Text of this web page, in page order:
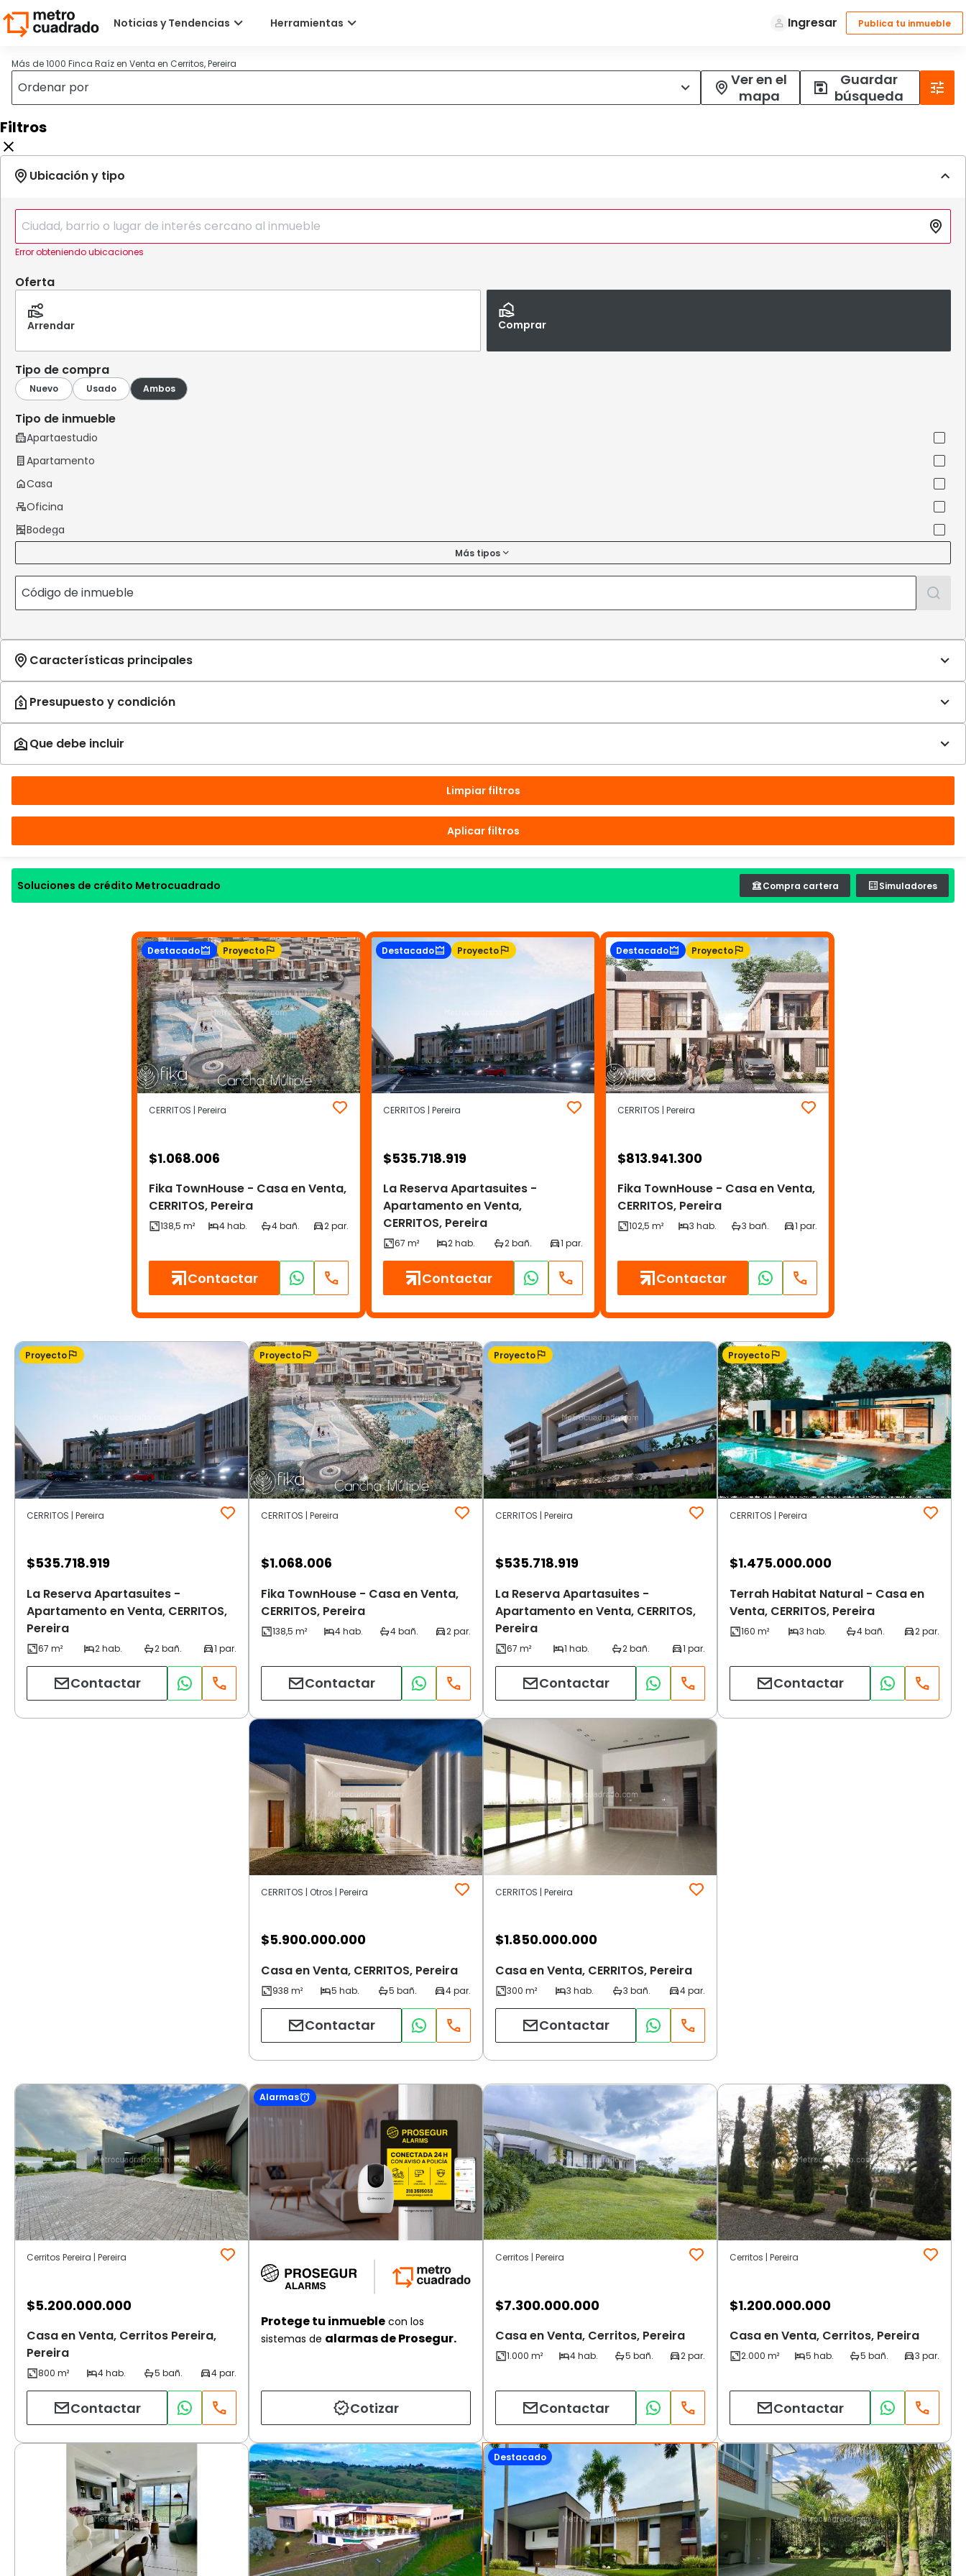
Más de 1000 Finca Raíz en Venta en Cerritos, Pereira
Ver en el
mapa
Guardar
búsqueda
Filtros
Error obteniendo ubicaciones
Oferta
Arrendar Comprar
Tipo de compra
Tipo de inmueble
Más tipos
Limpiar filtros
Aplicar filtros
Soluciones de crédito Metrocuadrado Compra cartera Simuladores
Destacado Proyecto
CERRITOS | Pereira
$1.068.006
Fika TownHouse - Casa en Venta,
CERRITOS, Pereira
Contactar
Destacado Proyecto
CERRITOS | Pereira
$535.718.919
La Reserva Apartasuites -
Apartamento en Venta,
CERRITOS, Pereira
Contactar
Destacado Proyecto
CERRITOS | Pereira
$813.941.300
Fika TownHouse - Casa en Venta,
CERRITOS, Pereira
Contactar
Proyecto
CERRITOS | Pereira
$535.718.919
La Reserva Apartasuites -
Apartamento en Venta, CERRITOS,
Pereira
Contactar
Proyecto
CERRITOS | Pereira
$1.068.006
Fika TownHouse - Casa en Venta,
CERRITOS, Pereira
Contactar
Proyecto
CERRITOS | Pereira
$535.718.919
La Reserva Apartasuites -
Apartamento en Venta, CERRITOS,
Pereira
Contactar
Proyecto
CERRITOS | Pereira
$1.475.000.000
Terrah Habitat Natural - Casa en
Venta, CERRITOS, Pereira
Contactar
CERRITOS | Otros | Pereira
$5.900.000.000
Casa en Venta, CERRITOS, Pereira
Contactar
CERRITOS | Pereira
$1.850.000.000
Casa en Venta, CERRITOS, Pereira
Contactar
Cerritos Pereira | Pereira
$5.200.000.000
Casa en Venta, Cerritos Pereira,
Pereira
Contactar
Alarmas
Protege tu inmueble con los
sistemas de alarmas de Prosegur.
Cotizar
Cerritos | Pereira
$7.300.000.000
Casa en Venta, Cerritos, Pereira
Contactar
Cerritos | Pereira
$1.200.000.000
Casa en Venta, Cerritos, Pereira
Contactar
Destacado